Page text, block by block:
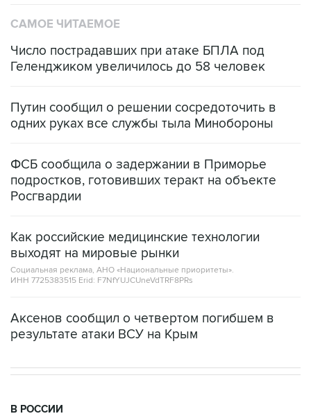
САМОЕ ЧИТАЕМОЕ
Число пострадавших при атаке БПЛА под
Геленджиком увеличилось до 58 человек
Путин сообщил о решении сосредоточить в
одних руках все службы тыла Минобороны
ФСБ сообщила о задержании в Приморье
подростков, готовивших теракт на объекте
Росгвардии
Как российские медицинские технологии
выходят на мировые рынки
Социальная реклама, АНО «Национальные приоритеты».
ИНН 7725383515 Erid: F7NfYUJCUneVdTRF8PRs
Аксенов сообщил о четвертом погибшем в
результате атаки ВСУ на Крым
В РОССИИ